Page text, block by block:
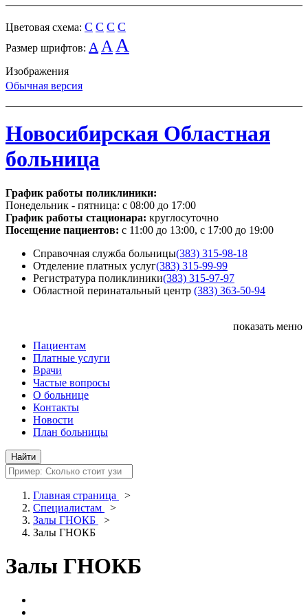
Цветовая схема: C C C C
Размер шрифтов: A A A
Изображения
Обычная версия
Новосибирская Областная
больница
График работы поликлиники:
Понедельник - пятница: с 08:00 до 17:00
График работы стационара: круглосуточно
Посещение пациентов: с 11:00 до 13:00, с 17:00 до 19:00
Справочная служба больницы(383) 315-98-18
Отделение платных услуг(383) 315-99-99
Регистратура поликлиники(383) 315-97-97
Областной перинатальный центр (383) 363-50-94
показать меню
Пациентам
Платные услуги
Врачи
Частые вопросы
О больнице
Контакты
Новости
План больницы
Главная страница
>
Специалистам
>
Залы ГНОКБ
>
Залы ГНОКБ
Залы ГНОКБ